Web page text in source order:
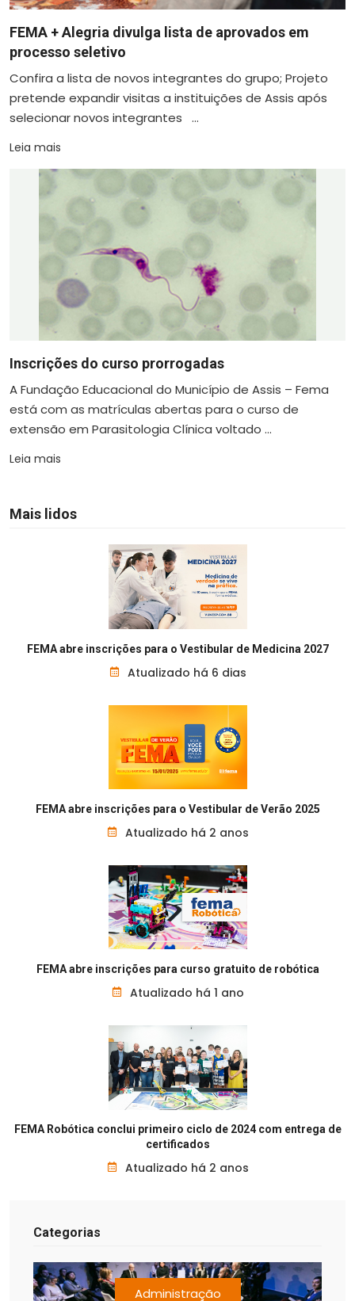
FEMA + Alegria divulga lista de aprovados em
processo seletivo
Confira a lista de novos integrantes do grupo; Projeto
pretende expandir visitas a instituições de Assis após
selecionar novos integrantes ...
Leia mais
Inscrições do curso prorrogadas
A Fundação Educacional do Município de Assis – Fema
está com as matrículas abertas para o curso de
extensão em Parasitologia Clínica voltado ...
Leia mais
Mais lidos
FEMA abre inscrições para o Vestibular de Medicina 2027
Atualizado há 6 dias
FEMA abre inscrições para o Vestibular de Verão 2025
Atualizado há 2 anos
FEMA abre inscrições para curso gratuito de robótica
Atualizado há 1 ano
FEMA Robótica conclui primeiro ciclo de 2024 com entrega de
certificados
Atualizado há 2 anos
Categorias
Administração